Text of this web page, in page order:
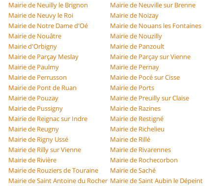
Mairie de Neuilly le Brignon
Mairie de Neuville sur Brenne
Mairie de Neuvy le Roi
Mairie de Noizay
Mairie de Notre Dame d'Oé
Mairie de Nouans les Fontaines
Mairie de Nouâtre
Mairie de Nouzilly
Mairie d'Orbigny
Mairie de Panzoult
Mairie de Parçay Meslay
Mairie de Parçay sur Vienne
Mairie de Paulmy
Mairie de Pernay
Mairie de Perrusson
Mairie de Pocé sur Cisse
Mairie de Pont de Ruan
Mairie de Ports
Mairie de Pouzay
Mairie de Preuilly sur Claise
Mairie de Pussigny
Mairie de Razines
Mairie de Reignac sur Indre
Mairie de Restigné
Mairie de Reugny
Mairie de Richelieu
Mairie de Rigny Ussé
Mairie de Rillé
Mairie de Rilly sur Vienne
Mairie de Rivarennes
Mairie de Rivière
Mairie de Rochecorbon
Mairie de Rouziers de Touraine
Mairie de Saché
Mairie de Saint Antoine du Rocher Mairie de Saint Aubin le Dépeint